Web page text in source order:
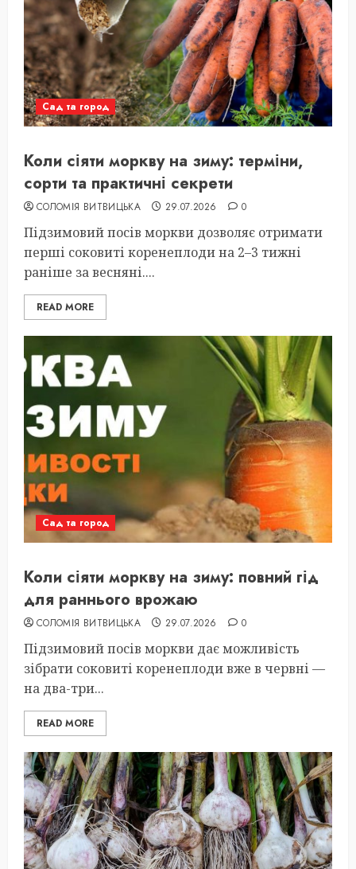
Сад та город
Коли сіяти моркву на зиму: терміни,
сорти та практичні секрети
СОЛОМІЯ ВИТВИЦЬКА 29.07.2026 0
Підзимовий посів моркви дозволяє отримати
перші соковиті коренеплоди на 2–3 тижні
раніше за весняні....
READ MORE
Сад та город
Коли сіяти моркву на зиму: повний гід
для раннього врожаю
СОЛОМІЯ ВИТВИЦЬКА 29.07.2026 0
Підзимовий посів моркви дає можливість
зібрати соковиті коренеплоди вже в червні —
на два-три...
READ MORE